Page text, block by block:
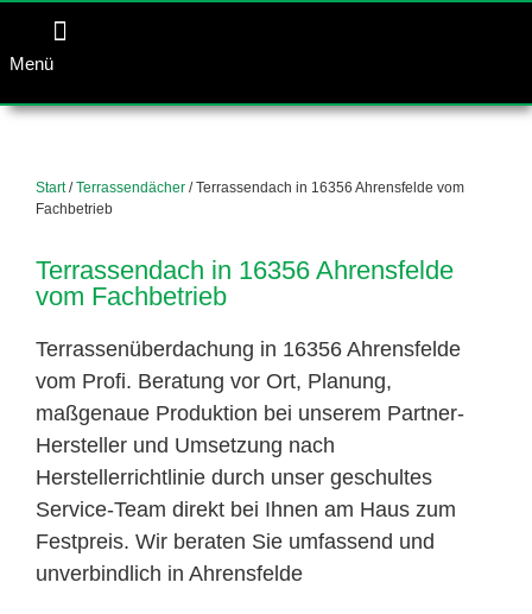
Menü
Start/Terrassendächer / Terrassendach in 16356 Ahrensfelde vom
Fachbetrieb
Terrassendach in 16356 Ahrensfelde
vom Fachbetrieb
Terrassenüberdachung in 16356 Ahrensfelde
vom Profi. Beratung vor Ort, Planung,
maßgenaue Produktion bei unserem Partner-
Hersteller und Umsetzung nach
Herstellerrichtlinie durch unser geschultes
Service-Team direkt bei Ihnen am Haus zum
Festpreis. Wir beraten Sie umfassend und
unverbindlich in Ahrensfelde